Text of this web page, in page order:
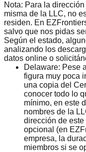
Nota: Para la
misma de la LLC, no
residen. En
salvo que nos pidas
Según el estado,
analizando los
datos online o
Delaware: Pese
figura muy poca
una copia del
conocer todo lo
mínimo, en este
nombres de la
dirección de este
opcional (en
empresa, la
miembros si se